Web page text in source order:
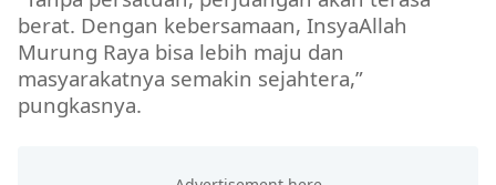
berat. Dengan kebersamaan, InsyaAllah
Murung Raya bisa lebih maju dan
masyarakatnya semakin sejahtera,”
pungkasnya.